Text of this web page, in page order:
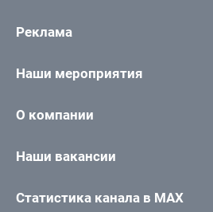
Реклама
Наши мероприятия
О компании
Наши вакансии
Статистика канала в MAX